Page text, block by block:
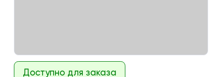
Доступно для заказа